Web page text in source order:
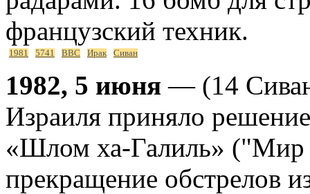
французский техник.
1981 5741 ВВС Ирак Сиван
1982, 5 июня — (14
Израиля приняло
«Шлом ха-Галиль» ("Мир
прекращение обстрелов